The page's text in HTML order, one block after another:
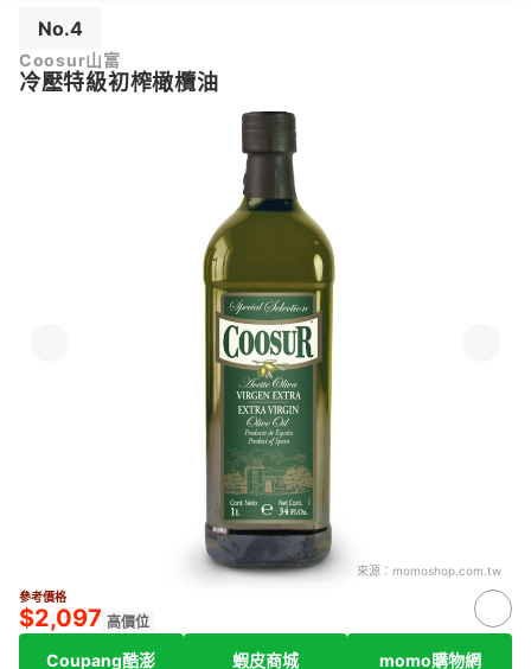
No.4
Coosur山富
冷壓特級初榨橄欖油
來源： momoshop.com.tw
參考價格
$2,097 高價位
Coupang酷澎 蝦皮商城 momo購物網